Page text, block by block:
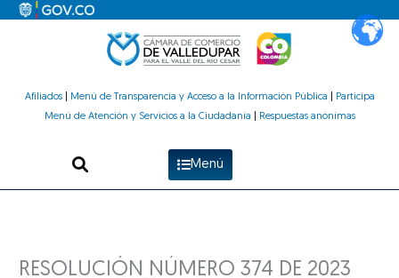
Afiliados| Menú de Transparencia y Acceso a la Información Pública
Participa
Menú de Atención y Servicios a la Ciudadanía
Respuestas anónimas
Menú
RESOLUCIÓN NÚMERO 374 DE 2023